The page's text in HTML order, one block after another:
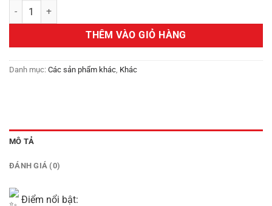
600,000₫.là:
530,000₫.
GỐI TỰA BUTTERFLY MAGRACE số lượng
THÊM VÀO GIỎ HÀNG
Danh mục: Các sản phẩm khác, Khác
MÔ TẢ
ĐÁNH GIÁ (0)
Điểm nổi bật: